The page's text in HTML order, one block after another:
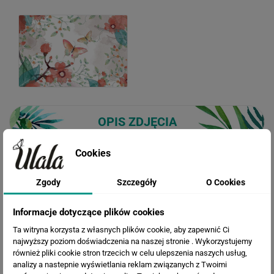
OPIS ZDJĘCIA
Tapeta koło Kwiaty i Motyle
WIZUALIZACJE PRODUKTU
Cookies
Zgody Szczegóły O Cookies
Informacje dotyczące plików cookies
Ta witryna korzysta z własnych plików cookie, aby zapewnić Ci
najwyższy poziom doświadczenia na naszej stronie . Wykorzystujemy
również pliki cookie stron trzecich w celu ulepszenia naszych usług,
analizy a nastepnie wyświetlania reklam związanych z Twoimi